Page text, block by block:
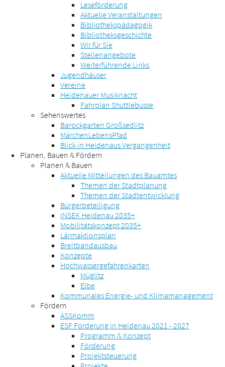
Leseförderung
Aktuelle Veranstaltungen
Bibliothekspädagogik
Bibliotheksgeschichte
Wir für Sie
Stellenangebote
Weiterführende Links
Jugendhäuser
Vereine
Heidenauer Musiknacht
Fahrplan Shuttlebusse
Sehenswertes
Barockgarten Großsedlitz
MärchenLebensPfad
Blick in Heidenaus Vergangenheit
Planen, Bauen & Fördern
Planen & Bauen
Aktuelle Mitteilungen des Bauamtes
Themen der Stadtplanung
Themen der Stadtentwicklung
Bürgerbeteiligung
INSEK Heidenau 2035+
Mobilitätskonzept 2035+
Lärmaktionsplan
Breitbandausbau
Konzepte
Hochwassergefahrenkarten
Müglitz
Elbe
Kommunales Energie- und Klimamanagement
Fördern
ASSKomm
ESF Förderung in Heidenau 2021 - 2027
Programm & Konzept
Förderung
Projektsteuerung